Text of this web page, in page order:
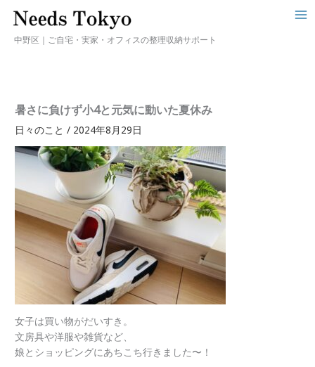
中野区｜ご自宅・実家・オフィスの整理収納サポート
暑さに負けず小4と元気に動いた夏休み
日々のこと / 2024年8月29日
女子は買い物がだいすき。
文房具や洋服や雑貨など、
娘とショッピングにあちこち行きました〜！